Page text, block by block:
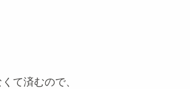
て済むので、